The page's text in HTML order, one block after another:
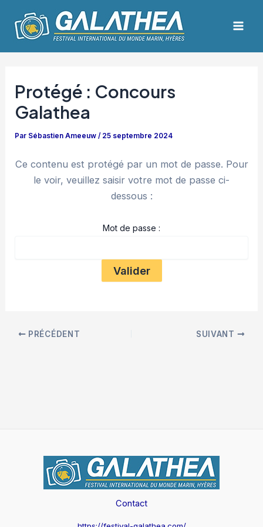
contenu
Protégé : Concours
Galathea
Par Sébastien Ameeuw/ 25 septembre 2024
Ce contenu est protégé par un mot de passe. Pour
le voir, veuillez saisir votre mot de passe ci-
dessous :
Mot de passe :
des
articles
PRÉCÉDENT SUIVANT
Contact